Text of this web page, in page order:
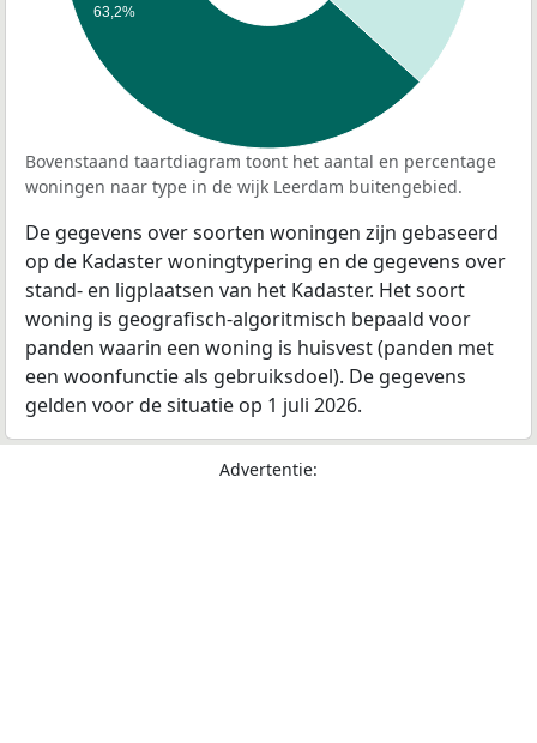
63,2%
Bovenstaand taartdiagram toont het aantal en percentage
woningen naar type in de wijk Leerdam buitengebied.
De gegevens over soorten woningen zijn gebaseerd
op de Kadaster woningtypering en de gegevens over
stand- en ligplaatsen van het Kadaster. Het soort
woning is geografisch-algoritmisch bepaald voor
panden waarin een woning is huisvest (panden met
een woonfunctie als gebruiksdoel). De gegevens
gelden voor de situatie op 1 juli 2026.
Advertentie: